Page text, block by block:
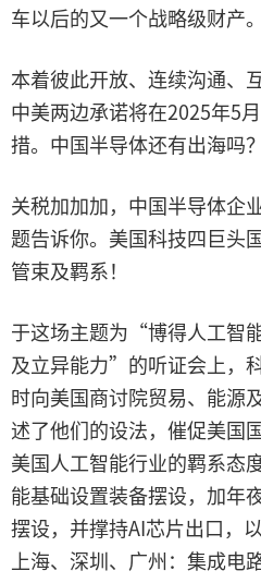
车以后的又一个战略级财产
本着彼此开放、连续沟通、
中美两边承诺将在2025年5
措。中国半导体还有出海吗
关税加加加，中国半导体企
题告诉你。美国科技四巨头
管束及羁系！
于这场主题为“博得人工智
及立异能力”的听证会上，
时向美国商讨院贸易、能源
述了他们的设法，催促美国
美国人工智能行业的羁系态
能基础设置装备摆设，加年
摆设，并撑持AI芯片出口，
上海、深圳、广州：集成电